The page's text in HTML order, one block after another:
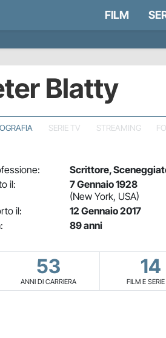
FILM
Blatty
SERIE TV STREAMING
Scrittore,
il:
7 Gennaio 1928
(New York, USA)
il:
12 Gennaio 2017
89 anni
53
ANNI DI CARRIERA
14
FILM E